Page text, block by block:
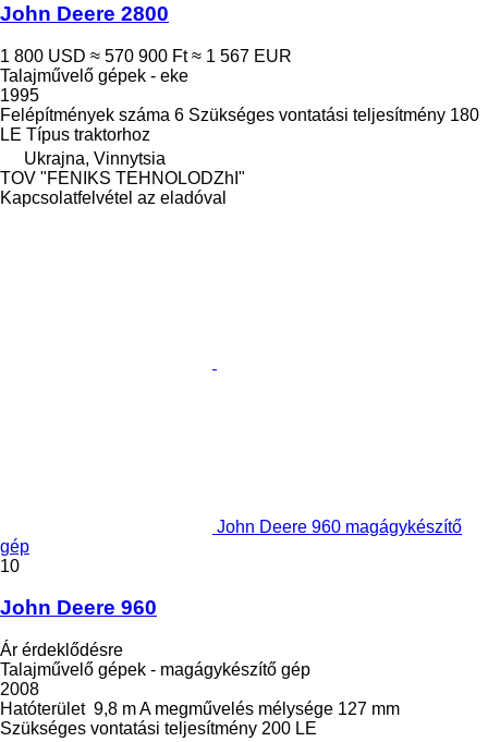
John Deere 2800
1 800 USD ≈ 570 900 Ft ≈ 1 567 EUR
Talajművelő gépek - eke
1995
Felépítmények száma 6 Szükséges vontatási teljesítmény 180
LE Típus traktorhoz
Ukrajna, Vinnytsia
TOV "FENIKS TEHNOLODZhI"
Kapcsolatfelvétel az eladóval
John Deere 960 magágykészítő
gép
10
John Deere 960
Ár érdeklődésre
Talajművelő gépek - magágykészítő gép
2008
Hatóterület 9,8 mA megművelés mélysége 127 mm
Szükséges vontatási teljesítmény 200 LE